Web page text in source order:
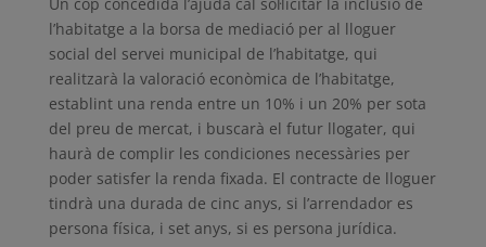
l’habitatge a la borsa de mediació per al lloguer
social del servei municipal de l’habitatge, qui
realitzarà la valoració econòmica de l’habitatge,
establint una renda entre un 10% i un 20% per sota
del preu de mercat, i buscarà el futur llogater, qui
haurà de complir les condiciones necessàries per
poder satisfer la renda fixada. El contracte de lloguer
tindrà una durada de cinc anys, si l’arrendador es
persona física, i set anys, si es persona jurídica.